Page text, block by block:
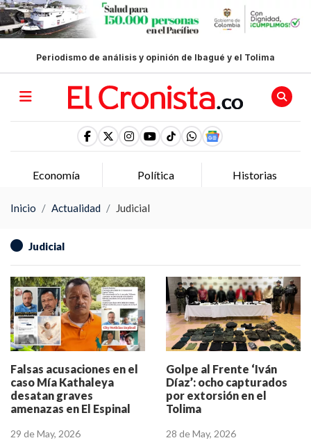
Periodismo de análisis y opinión de Ibagué y el Tolima
Economía Política Historias
Inicio Actualidad Judicial
Judicial
Falsas acusaciones en el
caso Mía Kathaleya
desatan graves
amenazas en El Espinal
29 de May, 2026
Golpe al Frente ‘Iván
Díaz’: ocho capturados
por extorsión en el
Tolima
28 de May, 2026